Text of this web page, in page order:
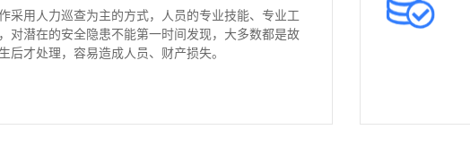
采用人力巡查为主的方式，人员的专业技能、专业工
对潜在的安全隐患不能第一时间发现，大多数都是故
后才处理，容易造成人员、财产损失。